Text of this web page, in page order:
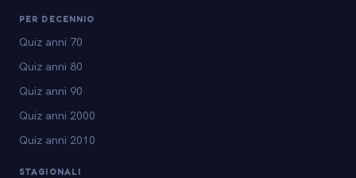
PER DECENNIO
Quiz anni 70
Quiz anni 80
Quiz anni 90
Quiz anni 2000
Quiz anni 2010
STAGIONALI